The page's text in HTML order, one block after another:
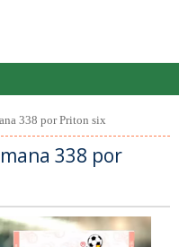
338 por Priton six
338 por